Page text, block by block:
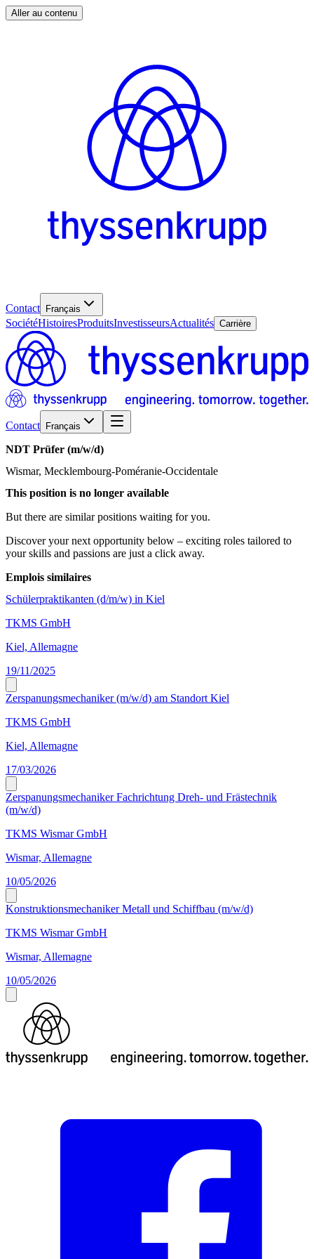
Aller au contenu
Contact Français
SociétéHistoiresProduitsInvestisseursActualités Carrière
Contact Français
NDT Prüfer (m/w/d)
Wismar, Mecklembourg-Poméranie-Occidentale
This position is no longer available
But there are similar positions waiting for you.
Discover your next opportunity below – exciting roles tailored to
your skills and passions are just a click away.
Emplois similaires
Schülerpraktikanten (d/m/w) in Kiel
TKMS GmbH
Kiel, Allemagne
19/11/2025
Zerspanungsmechaniker (m/w/d) am Standort Kiel
TKMS GmbH
Kiel, Allemagne
17/03/2026
Zerspanungsmechaniker Fachrichtung Dreh- und Frästechnik
(m/w/d)
TKMS Wismar GmbH
Wismar, Allemagne
10/05/2026
Konstruktionsmechaniker Metall und Schiffbau (m/w/d)
TKMS Wismar GmbH
Wismar, Allemagne
10/05/2026